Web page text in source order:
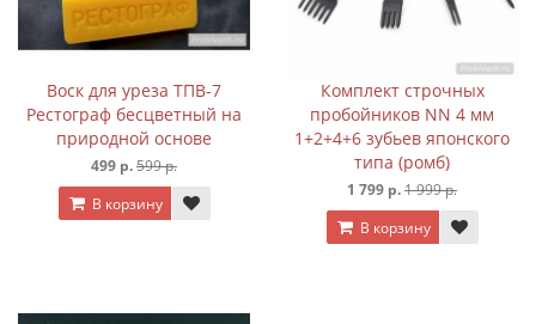
Воск для уреза ТПВ-7
Рестограф бесцветный на
природной основе
499 р.599 р.
В корзину
Комплект строчных
пробойников NN 4 мм
1+2+4+6 зубьев японского
типа (ромб)
1 799 р.1 999 р.
В корзину